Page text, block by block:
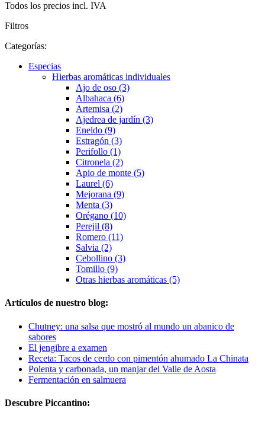
Todos los precios incl. IVA
Filtros
Categorías:
Especias
Hierbas aromáticas individuales
Ajo de oso (3)
Albahaca (6)
Artemisa (2)
Ajedrea de jardín (3)
Eneldo (9)
Estragón (3)
Perifollo (1)
Citronela (2)
Apio de monte (5)
Laurel (6)
Mejorana (9)
Menta (3)
Orégano (10)
Perejil (8)
Romero (11)
Salvia (2)
Cebollino (3)
Tomillo (9)
Otras hierbas aromáticas (5)
Artículos de nuestro blog:
Chutney: una salsa que mostró al mundo un abanico de
sabores
El jengibre a examen
Receta: Tacos de cerdo con pimentón ahumado La Chinata
Polenta y carbonada, un manjar del Valle de Aosta
Fermentación en salmuera
Descubre Piccantino: